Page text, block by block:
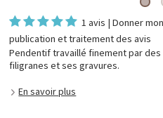
1 avis |Donner
publication et traitement des avis
Pendentif travaillé finement par
filigranes et ses gravures.
En savoir plus